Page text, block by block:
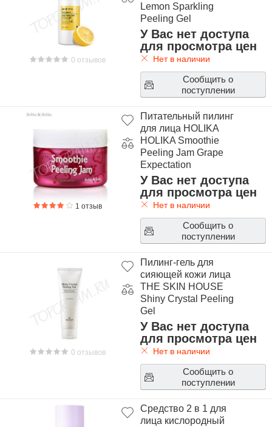
0 отзывов
Lemon Sparkling
Peeling Gel
У Вас нет доступа
для просмотра цен
Нет в наличии
Сообщить о
поступлении
1 отзыв
Питательный пилинг
для лица HOLIKA
HOLIKA Smoothie
Peeling Jam Grape
Expectation
У Вас нет доступа
для просмотра цен
Нет в наличии
Сообщить о
поступлении
0 отзывов
Пилинг-гель для
сияющей кожи лица
THE SKIN HOUSE
Shiny Crystal Peeling
Gel
У Вас нет доступа
для просмотра цен
Нет в наличии
Сообщить о
поступлении
Средство 2 в 1 для
лица кислородный